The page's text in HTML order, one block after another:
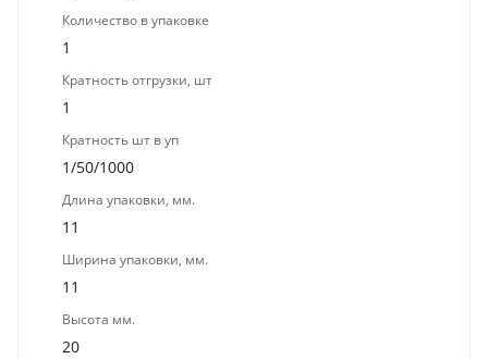
Количество в упаковке
1
Кратность отгрузки, шт
1
Кратность шт в уп
1/50/1000
Длина упаковки, мм.
11
Ширина упаковки, мм.
11
Высота мм.
20